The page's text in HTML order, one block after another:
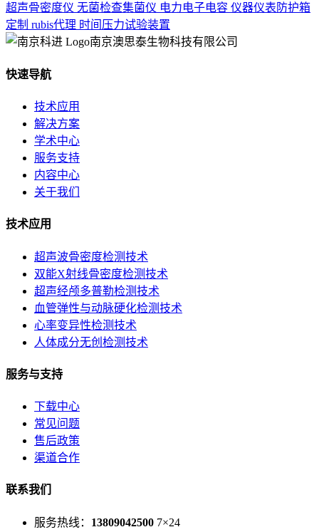
超声骨密度仪 无菌检查集菌仪 电力电子电容 仪器仪表防护箱
定制 rubis代理 时间压力试验装置
南京澳思泰生物科技有限公司
快速导航
技术应用
解决方案
学术中心
服务支持
内容中心
关于我们
技术应用
超声波骨密度检测技术
双能X射线骨密度检测技术
超声经颅多普勒检测技术
血管弹性与动脉硬化检测技术
心率变异性检测技术
人体成分无创检测技术
服务与支持
下载中心
常见问题
售后政策
渠道合作
联系我们
服务热线： 13809042500 7×24